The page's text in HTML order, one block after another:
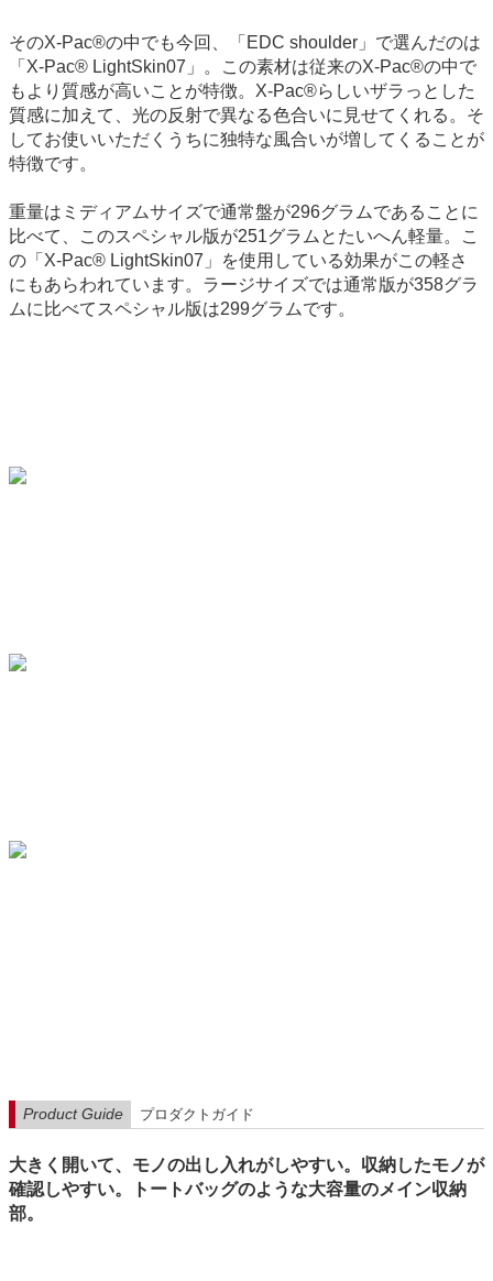
そのX-Pac®の中でも今回、「EDC shoulder」で選んだのは
「X-Pac® LightSkin07」。この素材は従来のX-Pac®の中で
もより質感が高いことが特徴。X-Pac®らしいザラっとした
質感に加えて、光の反射で異なる色合いに見せてくれる。そ
してお使いいただくうちに独特な風合いが増してくることが
特徴です。
重量はミディアムサイズで通常盤が296グラムであることに
比べて、このスペシャル版が251グラムとたいへん軽量。こ
の「X-Pac® LightSkin07」を使用している効果がこの軽さ
にもあらわれています。ラージサイズでは通常版が358グラ
ムに比べてスペシャル版は299グラムです。
Product Guide プロダクトガイド
大きく開いて、モノの出し入れがしやすい。収納したモノが
確認しやすい。トートバッグのような大容量のメイン収納
部。